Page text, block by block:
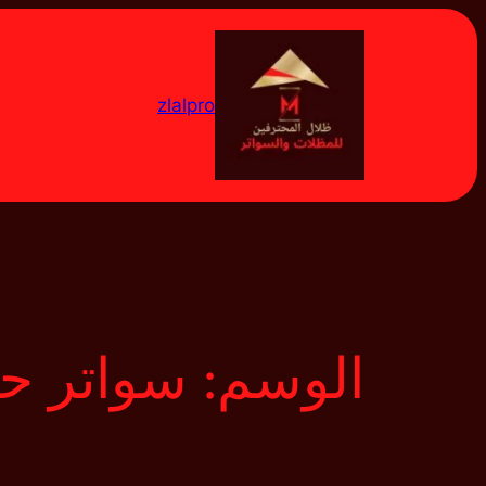
تخطى
zlalpro
الوسم: سواتر